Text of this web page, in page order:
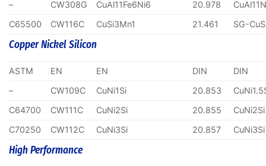
– CW308G CuAl11Fe6Ni6 20.978
C65500
CW116C CuSi3Mn1 21.461 SG-
Copper Nickel Silicon
ASTM EN EN DIN
DIN
–
CW109C CuNi1Si 20.853
C64700
CW111C CuNi2Si 20.855
CuNi2Si
C70250
CW112C CuNi3Si 20.857 CuNi3Si
High Performance